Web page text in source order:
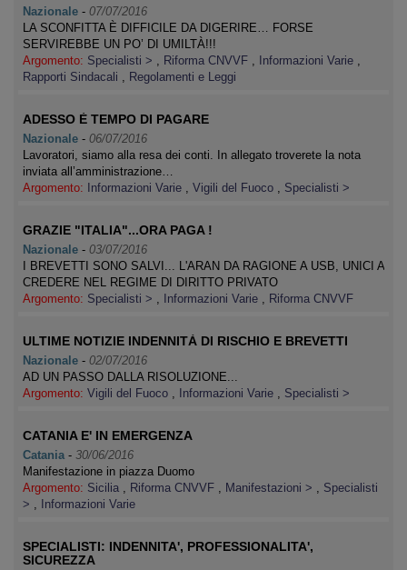
Nazionale - 07/07/2016
LA SCONFITTA È DIFFICILE DA DIGERIRE… FORSE
SERVIREBBE UN PO’ DI UMILTÀ!!!
Argomento: Specialisti > , Riforma CNVVF , Informazioni Varie ,
Rapporti Sindacali , Regolamenti e Leggi
ADESSO È TEMPO DI PAGARE
Nazionale - 06/07/2016
Lavoratori, siamo alla resa dei conti. In allegato troverete la nota
inviata all’amministrazione…
Argomento:
Informazioni Varie , Vigili del Fuoco , Specialisti >
GRAZIE "ITALIA"...ORA PAGA !
Nazionale - 03/07/2016
I BREVETTI SONO SALVI... L'ARAN DA RAGIONE A USB, UNICI A
CREDERE NEL REGIME DI DIRITTO PRIVATO
Argomento: Specialisti > , Informazioni Varie , Riforma CNVVF
ULTIME NOTIZIE INDENNITÀ DI RISCHIO E BREVETTI
Nazionale - 02/07/2016
AD UN PASSO DALLA RISOLUZIONE...
Argomento: Vigili del Fuoco , Informazioni Varie , Specialisti >
CATANIA E' IN EMERGENZA
Catania - 30/06/2016
Manifestazione in piazza Duomo
Argomento: Sicilia , Riforma CNVVF , Manifestazioni > , Specialisti
> , Informazioni Varie
SPECIALISTI: INDENNITA', PROFESSIONALITA',
SICUREZZA